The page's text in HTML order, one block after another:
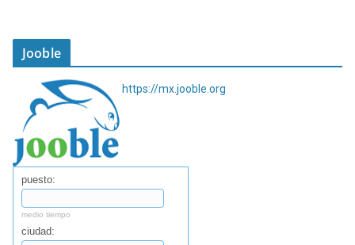
Jooble
https://mx.jooble.org
puesto:
medio tiempo
ciudad: